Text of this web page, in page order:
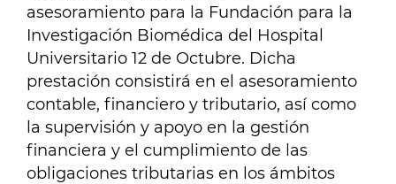
asesoramiento para la Fundación para la
Investigación Biomédica del Hospital
Universitario 12 de Octubre. Dicha
prestación consistirá en el asesoramiento
contable, financiero y tributario, así como
la supervisión y apoyo en la gestión
financiera y el cumplimiento de las
obligaciones tributarias en los ámbitos